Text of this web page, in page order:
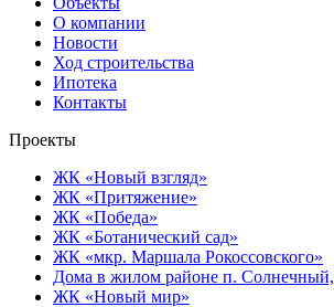
О компании
Новости
Ход строительства
Ипотека
Контакты
Проекты
ЖК «Новый взгляд»
ЖК «Притяжение»
ЖК «Победа»
ЖК «Ботанический сад»
ЖК «мкр. Маршала Рокоссовского»
Дома в жилом районе п. Солнечный,
ЖК «Новый мир»